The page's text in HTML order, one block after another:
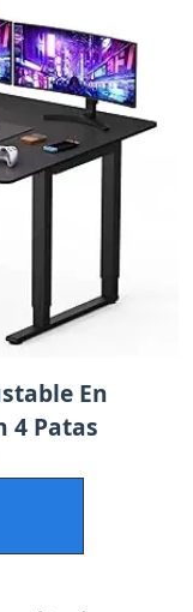
En
4 Patas